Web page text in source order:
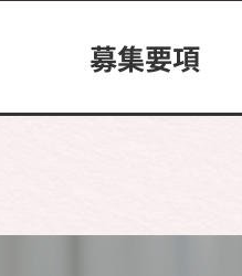
募集要項